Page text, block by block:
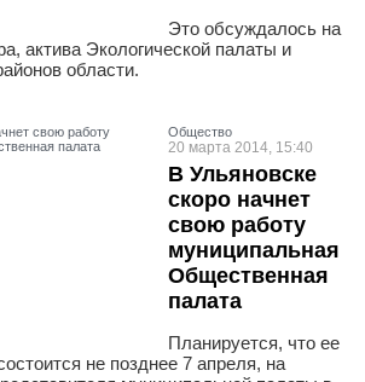
Это обсуждалось на
актива Экологической палаты и
области.
Общество
20 марта 2014, 15:40
В Ульяновске
скоро начнет
свою работу
муниципальная
Общественная
палата
Планируется, что ее
не позднее 7 апреля, на